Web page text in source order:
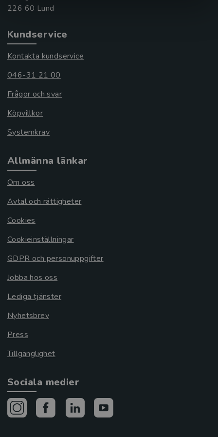
Kundservice
Kontakta kundservice
046-31 21 00
Frågor och svar
Köpvillkor
Systemkrav
Allmänna länkar
Om oss
Avtal och rättigheter
Cookies
Cookieinställningar
GDPR och personuppgifter
Jobba hos oss
Lediga tjänster
Nyhetsbrev
Press
Tillgänglighet
Sociala medier